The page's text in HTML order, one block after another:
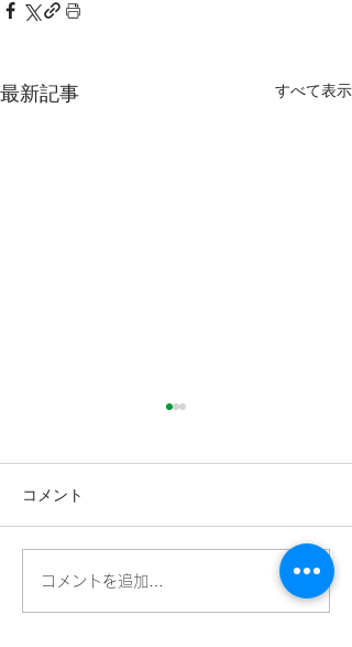
最新記事 すべて表示
4月1日（土）及び4日
（火）の営業について
コメント
コメントを追加…